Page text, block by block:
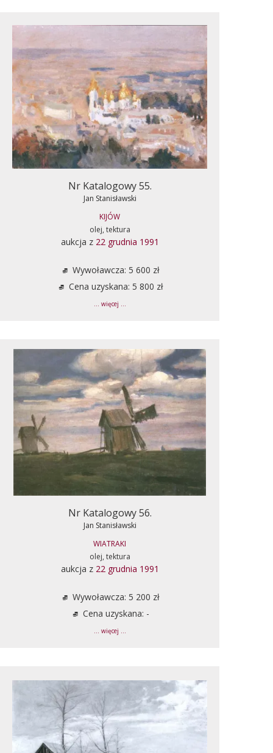
Nr Katalogowy 55.
Jan Stanisławski
KIJÓW
olej, tektura
aukcja z 22 grudnia 1991
Wywoławcza: 5 600 zł
Cena uzyskana: 5 800 zł
... więcej ...
Nr Katalogowy 56.
Jan Stanisławski
WIATRAKI
olej, tektura
aukcja z 22 grudnia 1991
Wywoławcza: 5 200 zł
Cena uzyskana: -
... więcej ...